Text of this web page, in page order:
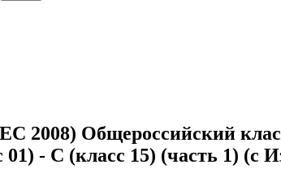
2008) Общероссийский
01) - C (класс 15) (часть 1) (с